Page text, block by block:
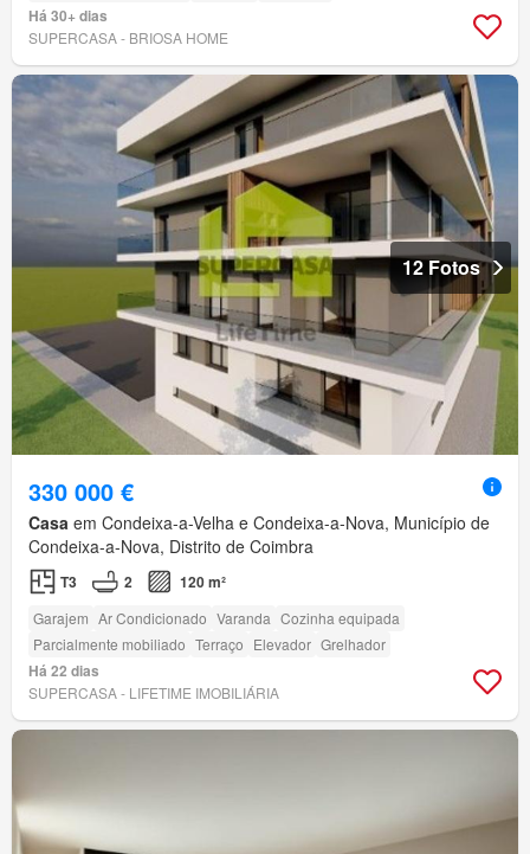
Há 30+ dias
SUPERCASA - BRIOSA HOME
12 Fotos
330 000 €
Casa em Condeixa-a-Velha e Condeixa-a-Nova, Município de
Condeixa-a-Nova, Distrito de Coimbra
T3 2 120 m²
Garajem Ar Condicionado Varanda Cozinha equipada
Parcialmente mobiliado Terraço Elevador Grelhador
Há 22 dias
SUPERCASA - LIFETIME IMOBILIÁRIA